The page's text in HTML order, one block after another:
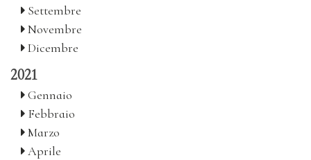
Settembre
Novembre
Dicembre
2021
Gennaio
Febbraio
Marzo
Aprile